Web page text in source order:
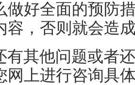
做好全面的预防
容，否则就会造
有其他问题或者
网上进行咨询具